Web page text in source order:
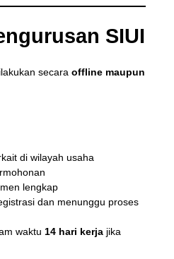
SIUI
secara offline maupun
di wilayah usaha
lengkap
dan menunggu proses
waktu 14 hari kerjajika